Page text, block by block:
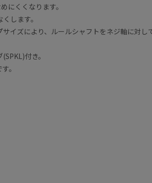
にくくなります。
します。
イズにより、ルールシャフトをネジ軸に対し
付き。
。